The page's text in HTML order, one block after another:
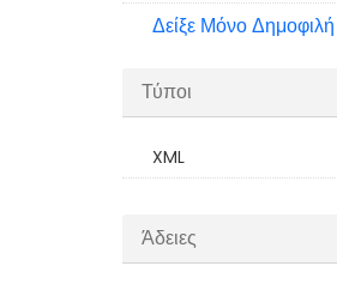
Δείξε Μόνο Δημοφιλή
Τύποι
XML
Άδειες